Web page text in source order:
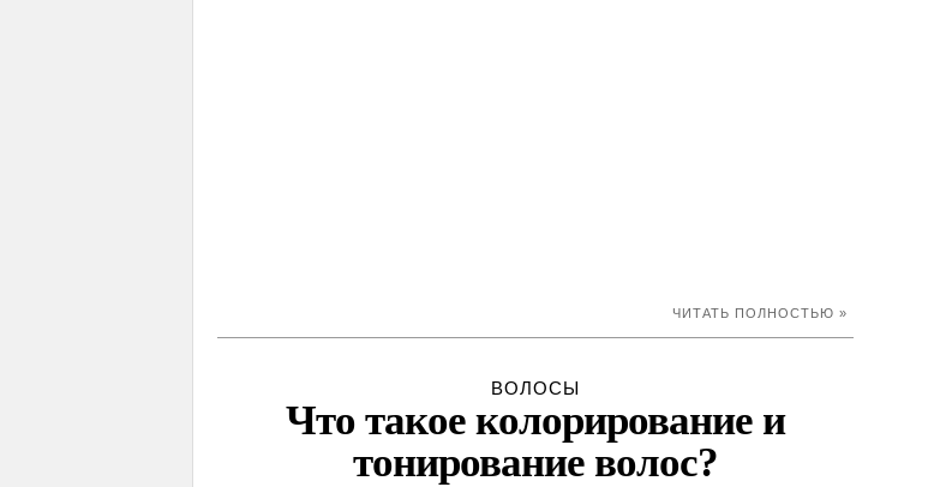
ЧИТАТЬ ПОЛНОСТЬЮ »
ВОЛОСЫ
Что такое колорирование и
тонирование волос?